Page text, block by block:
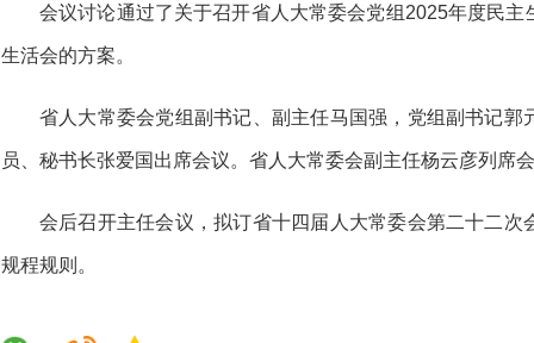
会议讨论通过了关于召开省人大常委会党组2025年度民
生活会的方案。
省人大常委会党组副书记、副主任马国强，党组副书记
员、秘书长张爱国出席会议。省人大常委会副主任杨云彦列席
会后召开主任会议，拟订省十四届人大常委会第二十二
规程规则。